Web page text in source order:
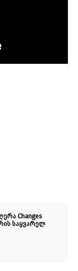
Changes
საყვარელ